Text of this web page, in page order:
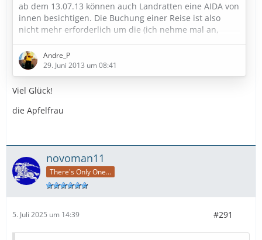
ab dem 13.07.13 können auch Landratten eine AIDA von
innen besichtigen. Die Buchung einer Reise ist also
nicht mehr erforderlich um die (ich nehme mal an,
öffentlichen) Innenbereiche einer AIDA zu sehen.
Dafür aber die Buchung einer Besichtigungstour für
29,00 Euro.
Kompletter Text:
warnemuende/rss
Ich finde das klasse. Jahrelang habe ich bei AIDA immer
wieder mal gefragt, ob das möglich wäre, wurde aber
leider immer abgelehnt. Jetzt brauche ich es…
Andre_P
29. Juni 2013 um 08:41
Viel Glück!
die Apfelfrau
novoman11
There's Only One...
5. Juli 2025 um 14:39 #291